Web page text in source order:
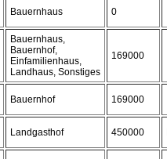
Bauernhaus 0
Bauernhaus,
Bauernhof,
Einfamilienhaus,
Landhaus, Sonstiges
169000
Bauernhof 169000
Landgasthof 450000